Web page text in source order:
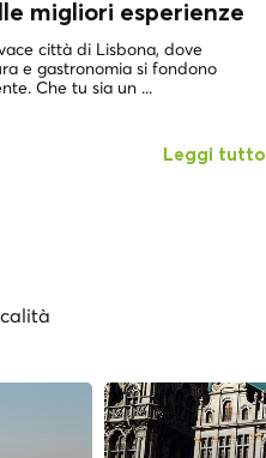
migliori esperienze
città di Lisbona, dove
e gastronomia si fondono
Che tu sia un ...
Leggi tutto